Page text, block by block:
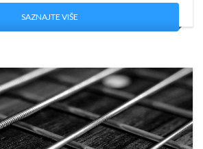
SAZNAJTE VIŠE